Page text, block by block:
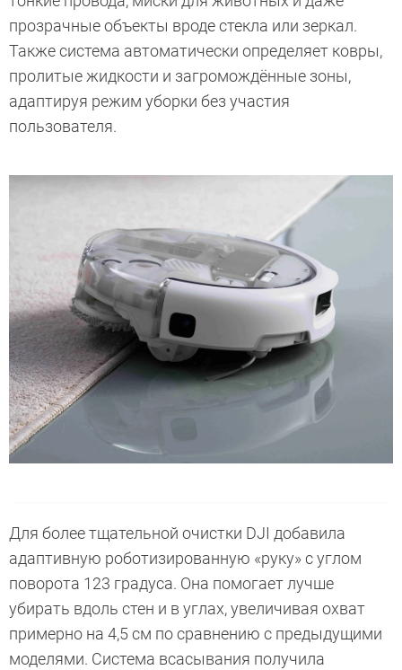
прозрачные объекты вроде стекла или зеркал.
Также система автоматически определяет ковры,
пролитые жидкости и загромождённые зоны,
адаптируя режим уборки без участия
пользователя.
Для более тщательной очистки DJI добавила
адаптивную роботизированную «руку» с углом
поворота 123 градуса. Она помогает лучше
убирать вдоль стен и в углах, увеличивая охват
примерно на 4,5 см по сравнению с предыдущими
моделями. Система всасывания получила